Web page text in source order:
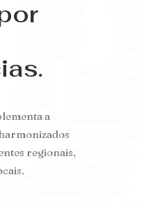
a
regionais,